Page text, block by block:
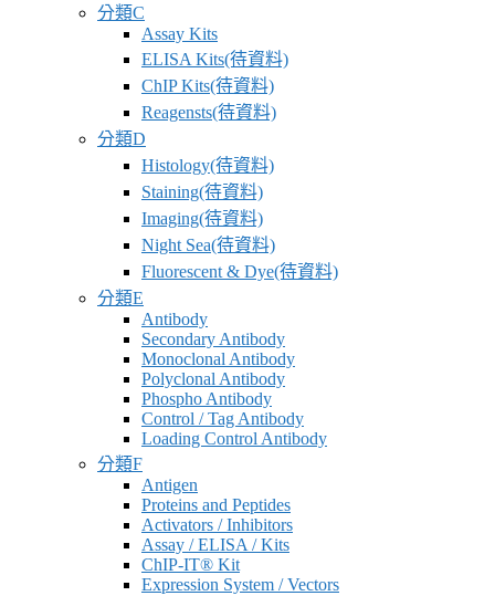
分類C
Assay Kits
ELISA Kits(待資料)
ChIP Kits(待資料)
Reagensts(待資料)
分類D
Histology(待資料)
Staining(待資料)
Imaging(待資料)
Night Sea(待資料)
Fluorescent & Dye(待資料)
分類E
Antibody
Secondary Antibody
Monoclonal Antibody
Polyclonal Antibody
Phospho Antibody
Control / Tag Antibody
Loading Control Antibody
分類F
Antigen
Proteins and Peptides
Activators / Inhibitors
Assay / ELISA / Kits
ChIP-IT® Kit
Expression System / Vectors